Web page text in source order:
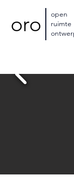
oro
open
ruimte